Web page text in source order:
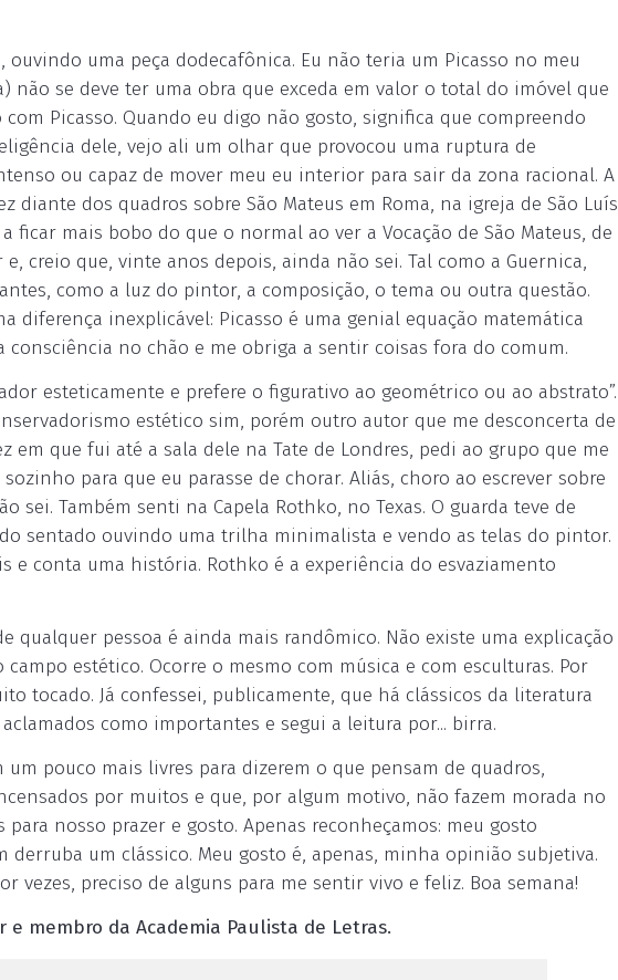
uma peça dodecafônica. Eu não teria um Picasso no meu
não se deve ter uma obra que exceda em valor o total do imóvel que
Picasso. Quando eu digo não gosto, significa que compreendo
dele, vejo ali um olhar que provocou uma ruptura de
ou capaz de mover meu eu interior para sair da zona racional. A
diante dos quadros sobre São Mateus em Roma, na igreja de São Luís
ficar mais bobo do que o normal ao ver a Vocação de São Mateus, de
e, creio que, vinte anos depois, ainda não sei. Tal como a Guernica,
como a luz do pintor, a composição, o tema ou outra questão.
diferença inexplicável: Picasso é uma genial equação matemática
consciência no chão e me obriga a sentir coisas fora do comum.
esteticamente e prefere o figurativo ao geométrico ou ao abstrato”.
estético sim, porém outro autor que me desconcerta de
em que fui até a sala dele na Tate de Londres, pedi ao grupo que me
para que eu parasse de chorar. Aliás, choro ao escrever sobre
sei. Também senti na Capela Rothko, no Texas. O guarda teve de
sentado ouvindo uma trilha minimalista e vendo as telas do pintor.
e conta uma história. Rothko é a experiência do esvaziamento
qualquer pessoa é ainda mais randômico. Não existe uma explicação
estético. Ocorre o mesmo com música e com esculturas. Por
tocado. Já confessei, publicamente, que há clássicos da literatura
como importantes e segui a leitura por... birra.
um pouco mais livres para dizerem o que pensam de quadros,
por muitos e que, por algum motivo, não fazem morada no
nosso prazer e gosto. Apenas reconheçamos: meu gosto
um clássico. Meu gosto é, apenas, minha opinião subjetiva.
vezes, preciso de alguns para me sentir vivo e feliz. Boa semana!
membro da Academia Paulista de Letras.